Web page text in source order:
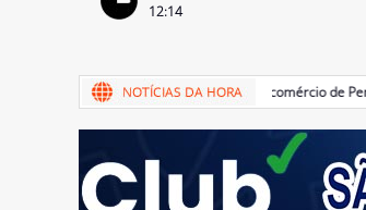
12:14
06/08/2026 - Promoção: comércio de